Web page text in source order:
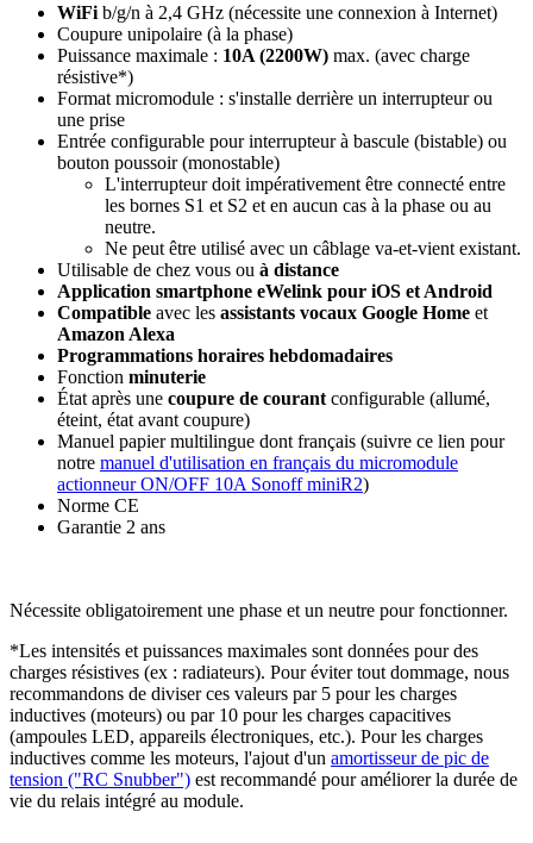
WiFi b/g/n à 2,4 GHz (nécessite une connexion à Internet)
Coupure unipolaire (à la phase)
Puissance maximale : 10A (2200W) max. (avec charge
résistive*)
Format micromodule : s'installe derrière un interrupteur ou
une prise
Entrée configurable pour interrupteur à bascule (bistable) ou
bouton poussoir (monostable)
L'interrupteur doit impérativement être connecté entre
les bornes S1 et S2 et en aucun cas à la phase ou au
neutre.
Ne peut être utilisé avec un câblage va-et-vient existant.
Utilisable de chez vous ou à distance
Application smartphone eWelink pour iOS et Android
Compatible avec les assistants vocaux Google Home et
Amazon Alexa
Programmations horaires hebdomadaires
Fonction minuterie
État après une coupure de courant configurable (allumé,
éteint, état avant coupure)
Manuel papier multilingue dont français (suivre ce lien pour
notre manuel d'utilisation en français du micromodule
actionneur ON/OFF 10A Sonoff miniR2)
Norme CE
Garantie 2 ans
Nécessite obligatoirement une phase et un neutre pour fonctionner.
*Les intensités et puissances maximales sont données pour des
charges résistives (ex : radiateurs). Pour éviter tout dommage, nous
recommandons de diviser ces valeurs par 5 pour les charges
inductives (moteurs) ou par 10 pour les charges capacitives
(ampoules LED, appareils électroniques, etc.). Pour les charges
inductives comme les moteurs, l'ajout d'un amortisseur de pic de
tension ("RC Snubber") est recommandé pour améliorer la durée de
vie du relais intégré au module.